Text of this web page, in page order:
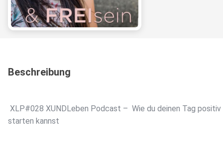
Beschreibung
XLP#028 XUNDLeben Podcast – Wie du deinen Tag positiv
starten kannst